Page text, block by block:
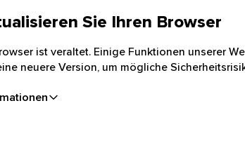
Sie Ihren Browser
ist veraltet. Einige Funktionen unserer
neuere Version, um mögliche